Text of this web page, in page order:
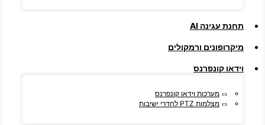
תחנת עגינה AI
מיקרופונים ורמקולים
וידאו קונפרנס
מערכות וידאו קונפרנס
מצלמות PTZ לחדרי ישיבות